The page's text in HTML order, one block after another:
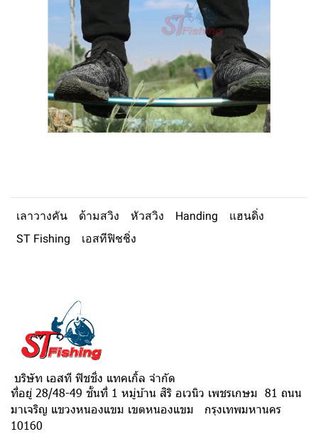
เลาวางคัน ด้ามสวิง หัวสวิง Handing
แฮนดิ่ง
ST Fishing
เอสทีฟิชชิ่ง
บริษัท เอสที ฟิชชิ่ง แทคเกิ้ล จำกัด
ที่อยู่ 28/48-49 ชั้นที่ 1 หมู่บ้าน สิริ อเวนิว เพชรเกษม 81 ถนน
มาเจริญ แขวงหนองแขม เขตหนองแขม กรุงเทพมหานคร
10160